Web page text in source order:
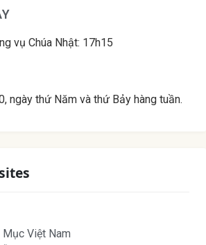
vụ Chúa Nhật: 17h15
ngày thứ Năm và thứ Bảy hàng tuần.
Việt Nam